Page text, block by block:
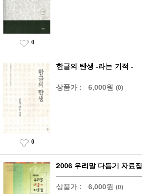
0
한글의 탄생 -라는 기적 -
상품가 : 6,000원 (0)
0
2006 우리말 다듬기 자료집
상품가 : 6,000원 (0)